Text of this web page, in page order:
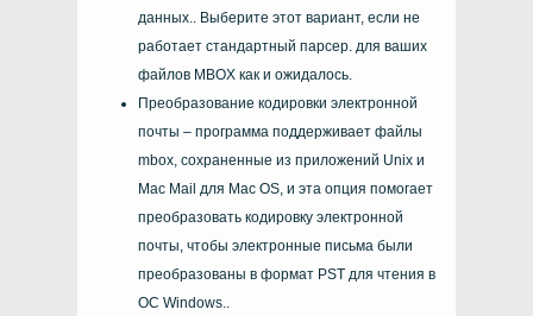
данных.. Выберите этот вариант, если не
работает стандартный парсер. для ваших
файлов MBOX как и ожидалось.
Преобразование кодировки электронной
почты – программа поддерживает файлы
mbox, сохраненные из приложений Unix и
Mac Mail для Mac OS, и эта опция помогает
преобразовать кодировку электронной
почты, чтобы электронные письма были
преобразованы в формат PST для чтения в
ОС Windows..